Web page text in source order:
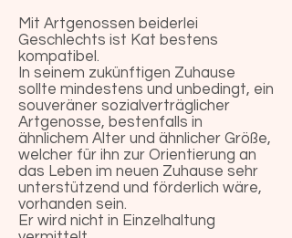
Mit Artgenossen beiderlei
Geschlechts ist Kat bestens
kompatibel.
In seinem zukünftigen Zuhause
sollte mindestens und unbedingt, ein
souveräner sozialverträglicher
Artgenosse, bestenfalls in
ähnlichem Alter und ähnlicher Größe,
welcher für ihn zur Orientierung an
das Leben im neuen Zuhause sehr
unterstützend und förderlich wäre,
vorhanden sein.
Er wird nicht in Einzelhaltung